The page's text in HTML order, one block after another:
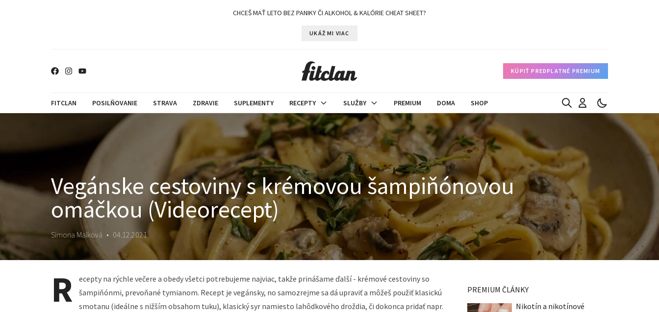
CHCEŠ MAŤ LETO BEZ PANIKY ČI ALKOHOL & KALÓRIE CHEAT SHEET?
UKÁŽ MI VIAC
KÚPIŤ PREDPLATNÉ PREMIUM
FITCLAN POSILŇOVANIE STRAVA ZDRAVIE SUPLEMENTY RECEPTY SLUŽBY PREMIUM DOMA SHOP
Vegánske cestoviny s krémovou šampiňónovou
omáčkou (Videorecept)
Simona Malková • 04.12.2021
R
ecepty na rýchle večere a obedy všetci potrebujeme najviac, takže prinášame ďalší - krémové cestoviny so
šampiňónmi, prevoňané tymianom. Recept je vegánsky, no samozrejme sa dá upraviť a môžeš použiť klasickú
smotanu (ideálne s nižším obsahom tuku), klasický syr namiesto lahôdkového droždia, či dokonca pridať napr.
PREMIUM ČLÁNKY
Nikotín a nikotínové